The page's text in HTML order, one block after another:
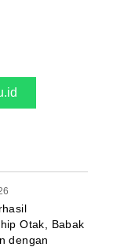
Otak, Babak
dengan